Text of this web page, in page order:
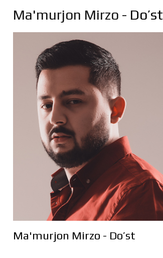
Ma'murjon Mirzo - Do’st
Ma'murjon Mirzo - Do’st